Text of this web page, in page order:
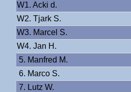
W1. Acki d.
W2. Tjark S.
W3. Marcel S.
W4. Jan H.
5. Manfred M.
6. Marco S.
7. Lutz W.